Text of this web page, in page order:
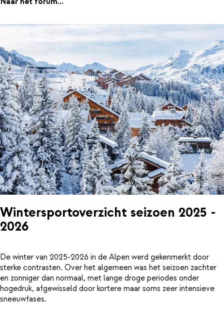
Wintersportoverzicht seizoen 2025 -
2026
De winter van 2025-2026 in de Alpen werd gekenmerkt door
sterke contrasten. Over het algemeen was het seizoen zachter
en zonniger dan normaal, met lange droge periodes onder
hogedruk, afgewisseld door kortere maar soms zeer intensieve
sneeuwfases.